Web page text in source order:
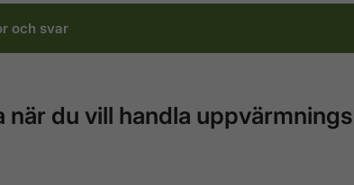
och svar
du vill handla